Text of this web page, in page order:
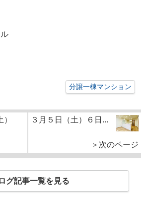
分譲一棟マンション
３月５日（土）６日...
＞次のページ
グ記事一覧を見る